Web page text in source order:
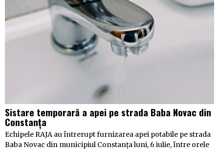
Sistare temporară a apei pe strada Baba Novac din
Constanța
Echipele RAJA au întrerupt furnizarea apei potabile pe strada
Baba Novac din municipiul Constanța luni, 6 iulie, între orele